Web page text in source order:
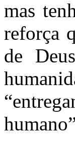
mas
reforça
de